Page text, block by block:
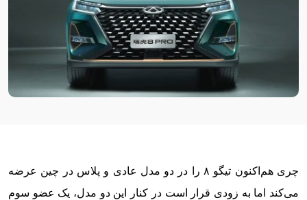
چری هم‌اکنون تیگو ۸ را در دو مدل عادی و پلاس در چین عرضه
می‌کند اما به زودی قرار است در کنار این دو مدل، یک عضو سوم